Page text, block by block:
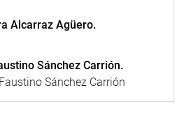
Alcarraz Agüero.
Sánchez Carrión.
Sánchez Carrión